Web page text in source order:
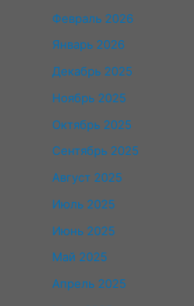
Февраль 2026
Январь 2026
Декабрь 2025
Ноябрь 2025
Октябрь 2025
Сентябрь 2025
Август 2025
Июль 2025
Июнь 2025
Май 2025
Апрель 2025